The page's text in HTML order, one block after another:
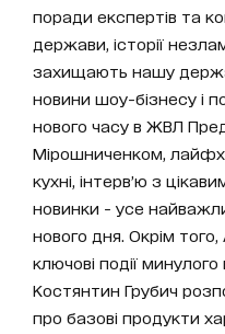
поради експертів та
держави, історії
захищають нашу
новини шоу-бізнесу і
нового часу в ЖВЛ
Мірошниченком,
кухні, інтерв’ю з
новинки - усе
нового дня. Окрім
ключові події минулого
Костянтин Грубич
про базові продукти